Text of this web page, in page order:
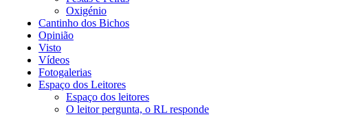
Oxigénio
Cantinho dos Bichos
Opinião
Visto
Vídeos
Fotogalerias
Espaço dos Leitores
Espaço dos leitores
O leitor pergunta, o RL responde